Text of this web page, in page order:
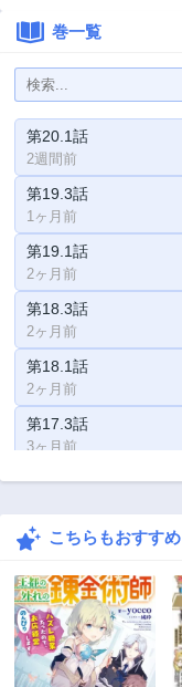
巻一覧
第20.1話
2週間前
第19.3話
1ヶ月前
第19.1話
2ヶ月前
第18.3話
2ヶ月前
第18.1話
2ヶ月前
第17.3話
3ヶ月前
第17.1話
第16.3話
第16.1話
5ヶ月前
第15.3話
6ヶ月前
こちらもおすすめ